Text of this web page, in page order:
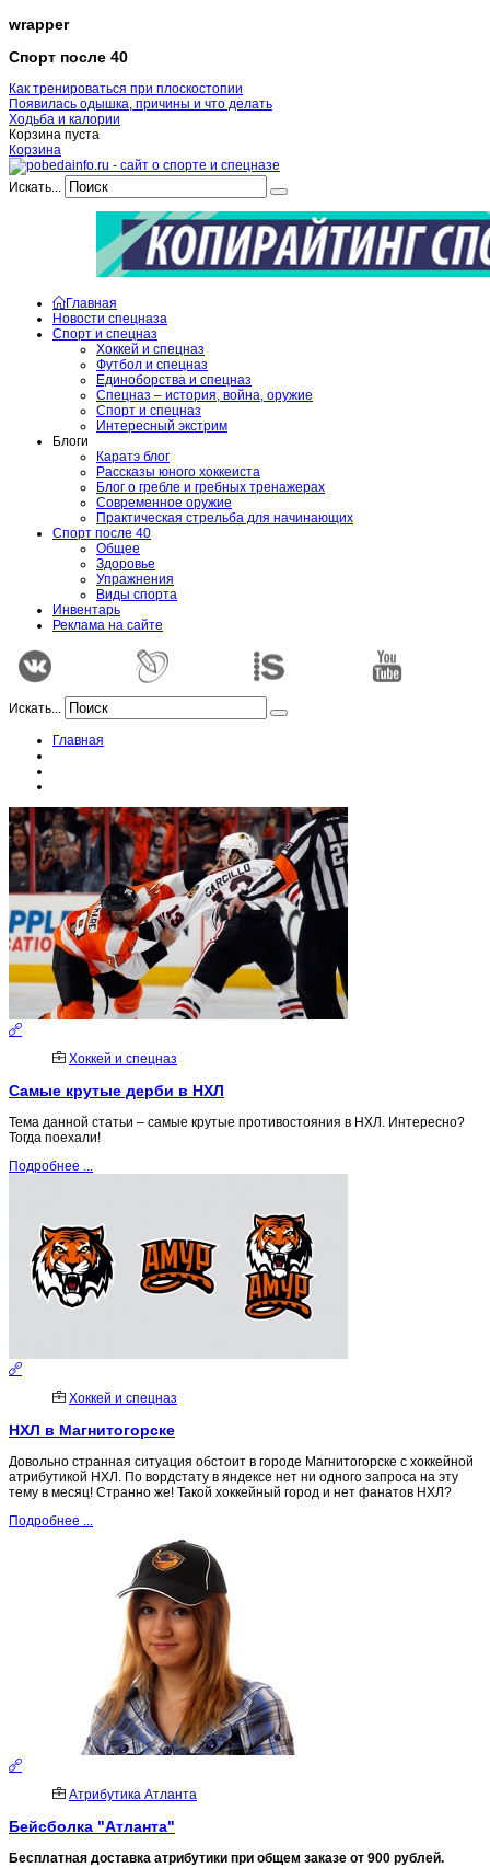
wrapper
Спорт после 40
Как тренироваться при плоскостопии
Появилась одышка, причины и что делать
Ходьба и калории
Корзина пуста
Корзина
Искать...
Главная
Новости спецназа
Спорт и спецназ
Хоккей и спецназ
Футбол и спецназ
Единоборства и спецназ
Спецназ – история, война, оружие
Спорт и спецназ
Интересный экстрим
Блоги
Каратэ блог
Рассказы юного хоккеиста
Блог о гребле и гребных тренажерах
Современное оружие
Практическая стрельба для начинающих
Спорт после 40
Общее
Здоровье
Упражнения
Виды спорта
Инвентарь
Реклама на сайте
Искать...
Главная
Хоккей и спецназ
Самые крутые дерби в НХЛ
Тема данной статьи – самые крутые противостояния в НХЛ. Интересно?
Тогда поехали!
Подробнее ...
Хоккей и спецназ
НХЛ в Магнитогорске
Довольно странная ситуация обстоит в городе Магнитогорске с хоккейной
атрибутикой НХЛ. По вордстату в яндексе нет ни одного запроса на эту
тему в месяц! Странно же! Такой хоккейный город и нет фанатов НХЛ?
Подробнее ...
Атрибутика Атланта
Бейсболка "Атланта"
Бесплатная доставка атрибутики при общем заказе от 900 рублей.